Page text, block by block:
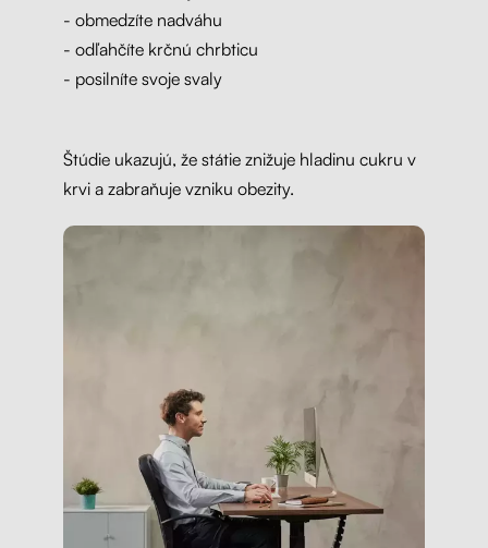
- obmedzíte nadváhu
- odľahčíte krčnú chrbticu
- posilníte svoje svaly
Štúdie ukazujú, že státie znižuje hladinu cukru v
krvi a zabraňuje vzniku obezity.